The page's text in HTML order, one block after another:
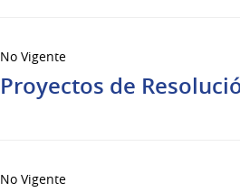
No Vigente
Proyectos de
No Vigente